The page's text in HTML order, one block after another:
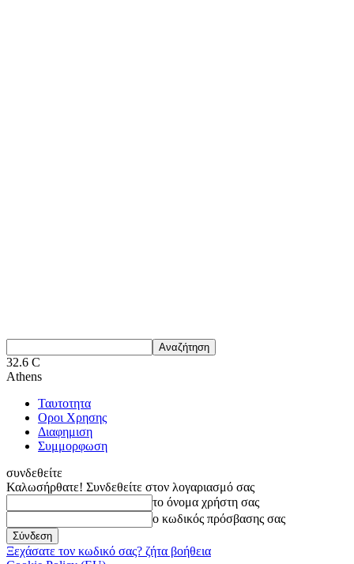
32.6 C
Athens
Ταυτοτητα
Οροι Χρησης
Διαφημιση
Συμμορφωση
συνδεθείτε
Καλωσήρθατε! Συνδεθείτε στον λογαριασμό σας
το όνομα χρήστη σας
ο κωδικός πρόσβασης σας
Ξεχάσατε τον κωδικό σας? ζήτα βοήθεια